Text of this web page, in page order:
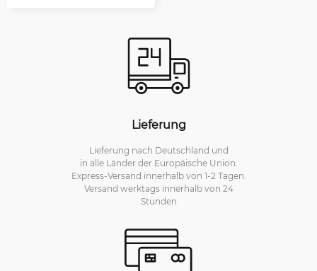
Lieferung
Lieferung nach Deutschland und
in alle Länder der Europäische Union.
Express-Versand innerhalb von 1-2 Tagen.
Versand werktags innerhalb von 24
Stunden